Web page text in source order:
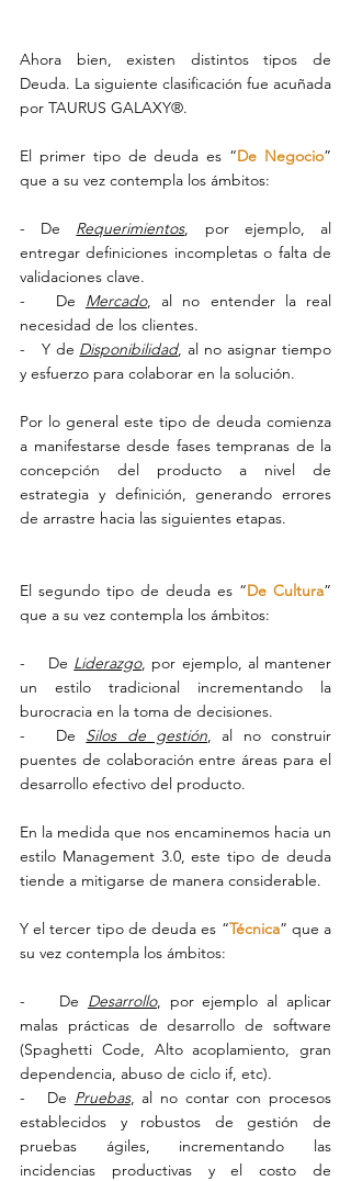
Ahora bien, existen distintos tipos de
Deuda. La siguiente clasificación fue acuñada
por TAURUS GALAXY®.
El primer tipo de deuda es “De Negocio”
que a su vez contempla los ámbitos:
- De Requerimientos, por ejemplo, al
entregar definiciones incompletas o falta de
validaciones clave.
-   De Mercado, al no entender la real
necesidad de los clientes.
-   Y de Disponibilidad, al no asignar tiempo
y esfuerzo para colaborar en la solución.
Por lo general este tipo de deuda comienza
a manifestarse desde fases tempranas de la
concepción del producto a nivel de
estrategia y definición, generando errores
de arrastre hacia las siguientes etapas.
El segundo tipo de deuda es “De Cultura”
que a su vez contempla los ámbitos:
-    De Liderazgo, por ejemplo, al mantener
un estilo tradicional incrementando la
burocracia en la toma de decisiones.
-   De Silos de gestión, al no construir
puentes de colaboración entre áreas para el
desarrollo efectivo del producto.
En la medida que nos encaminemos hacia un
estilo Management 3.0, este tipo de deuda
tiende a mitigarse de manera considerable.
Y el tercer tipo de deuda es “Técnica” que a
su vez contempla los ámbitos:
-    De Desarrollo, por ejemplo al aplicar
malas prácticas de desarrollo de software
(Spaghetti Code, Alto acoplamiento, gran
dependencia, abuso de ciclo if, etc).
-   De Pruebas, al no contar con procesos
establecidos y robustos de gestión de
pruebas ágiles, incrementando las
incidencias productivas y el costo de